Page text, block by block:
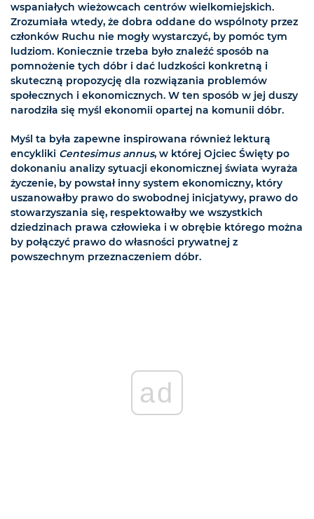
wspaniałych wieżowcach centrów wielkomiejskich.
Zrozumiała wtedy, że dobra oddane do wspólnoty przez
członków Ruchu nie mogły wystarczyć, by pomóc tym
ludziom. Koniecznie trzeba było znaleźć sposób na
pomnożenie tych dóbr i dać ludzkości konkretną i
skuteczną propozycję dla rozwiązania problemów
społecznych i ekonomicznych. W ten sposób w jej duszy
narodziła się myśl ekonomii opartej na komunii dóbr.
Myśl ta była zapewne inspirowana również lekturą
encykliki Centesimus annus, w której Ojciec Święty po
dokonaniu analizy sytuacji ekonomicznej świata wyraża
życzenie, by powstał inny system ekonomiczny, który
uszanowałby prawo do swobodnej inicjatywy, prawo do
stowarzyszania się, respektowałby we wszystkich
dziedzinach prawa człowieka i w obrębie którego można
by połączyć prawo do własności prywatnej z
powszechnym przeznaczeniem dóbr.
ad